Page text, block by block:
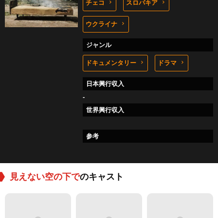
チェコ スロバキア
ウクライナ
ジャンル
ドキュメンタリー ドラマ
日本興行収入
-
世界興行収入
参考
見えない空の下でのキャスト